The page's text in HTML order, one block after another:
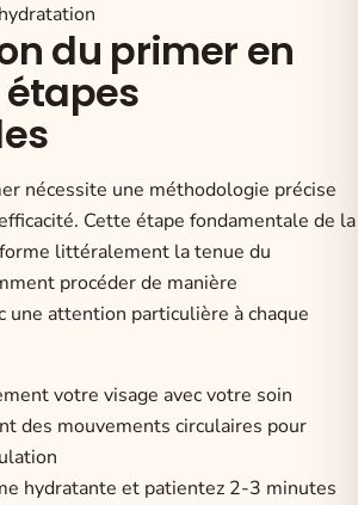
du primer en
nécessite une méthodologie précise
Cette étape fondamentale de la
littéralement la tenue du
procéder de manière
une attention particulière à chaque
votre visage avec votre soin
des mouvements circulaires pour
hydratante et patientez 2-3 minutes